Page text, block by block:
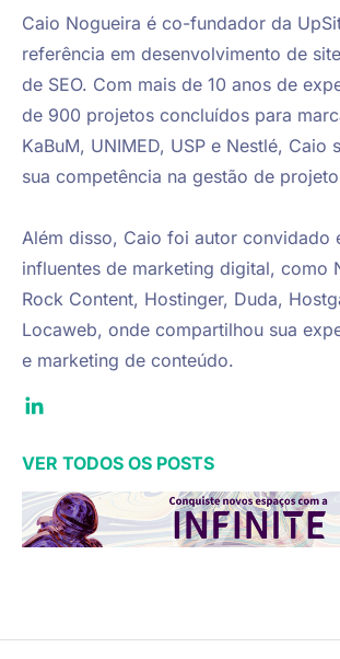
Caio Nogueira é co-fundador da
referência em desenvolvimento de
de SEO. Com mais de 10 anos de
de 900 projetos concluídos para
KaBuM, UNIMED, USP e Nestlé, Caio
sua competência na gestão de
Além disso, Caio foi autor convidado
influentes de marketing digital, como
Rock Content, Hostinger, Duda,
Locaweb, onde compartilhou sua
e marketing de conteúdo.
VER TODOS OS POSTS